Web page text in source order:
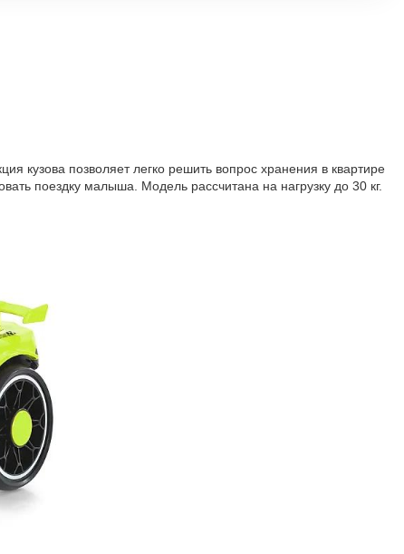
кузова позволяет легко решить вопрос хранения в квартире
поездку малыша. Модель рассчитана на нагрузку до 30 кг.